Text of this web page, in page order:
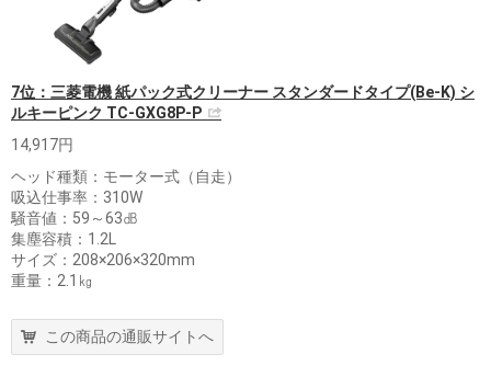
7位：三菱電機 紙パック式クリーナー スタンダードタイプ(Be-K) シ
ルキーピンク TC-GXG8P-P
14,917円
ヘッド種類：モーター式（自走）
吸込仕事率：310W
騒音値：59～63㏈
集塵容積：1.2L
サイズ：208×206×320mm
重量：2.1㎏
この商品の通販サイトへ